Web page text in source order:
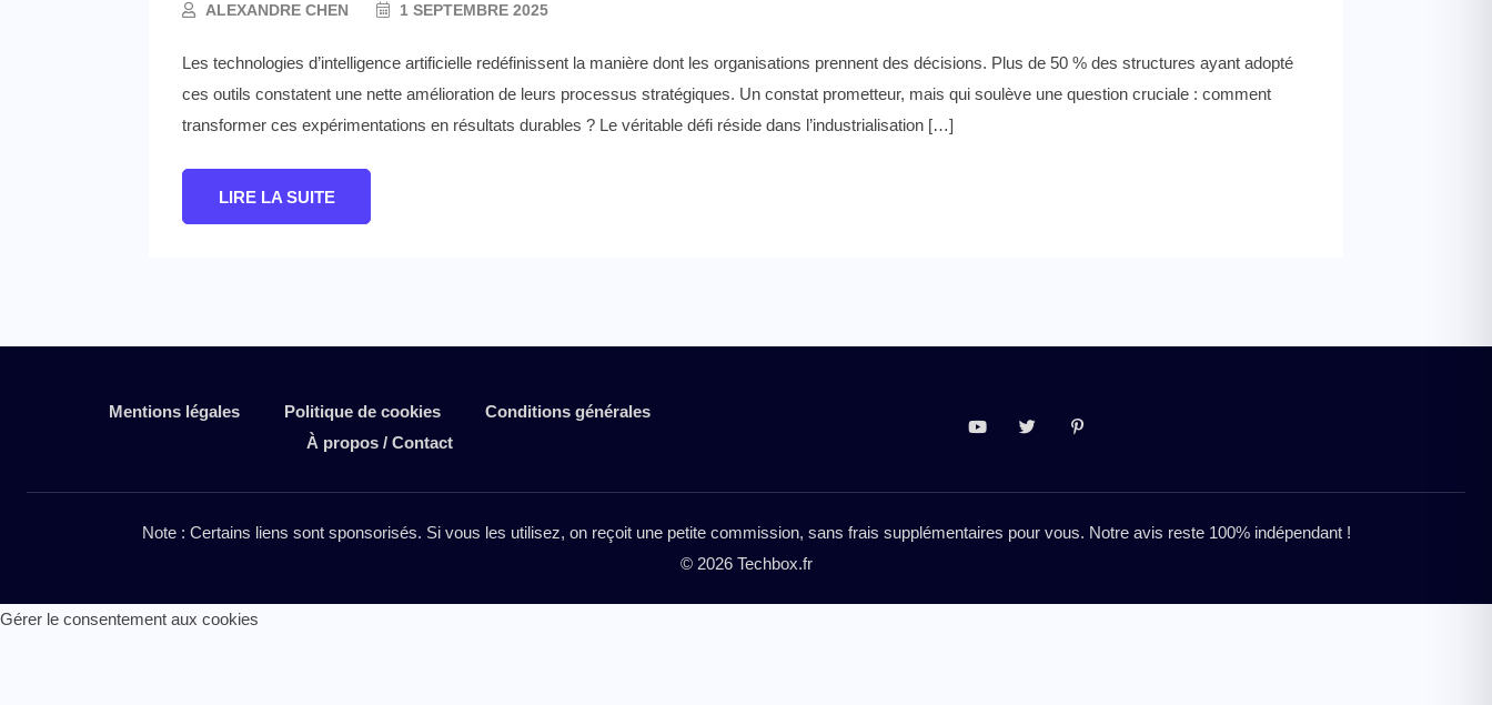
ALEXANDRE CHEN 1 SEPTEMBRE 2025
Les technologies d’intelligence artificielle redéfinissent la manière dont les organisations prennent des décisions. Plus de 50 % des structures ayant adopté
ces outils constatent une nette amélioration de leurs processus stratégiques. Un constat prometteur, mais qui soulève une question cruciale : comment
transformer ces expérimentations en résultats durables ? Le véritable défi réside dans l’industrialisation […]
LIRE LA SUITE
Mentions légales Politique de cookies
Conditions générales
À propos / Contact
Note : Certains liens sont sponsorisés. Si vous les utilisez, on reçoit une petite commission, sans frais supplémentaires pour vous. Notre avis reste 100% indépendant !
© 2026 Techbox.fr
Gérer le consentement aux cookies